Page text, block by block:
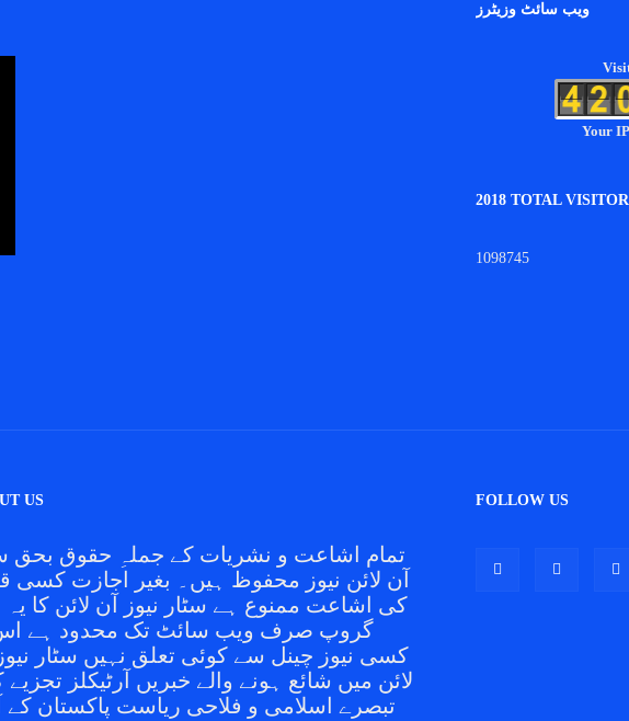
ویب سائٹ وزیٹرز
Your
2018 TOTAL
1098745
US
تمام اشاعت و نشریات کے جملہِ حقوق بحق
آن لائن نیوز محفوظ ہیں۔ بغیر اجازت کسی
کی اشاعت ممنوع ہے سٹار نیوز آن لائن کا یہ
گروپ صرف ویب سائٹ تک محدود ہے
کسی نیوز چینل سے کوئی تعلق نہیں سٹار
لائن میں شائع ہونے والے خبریں آرٹیکلز تجزیے
تبصرے اسلامی و فلاحی ریاست پاکستان کے
FOLLOW US